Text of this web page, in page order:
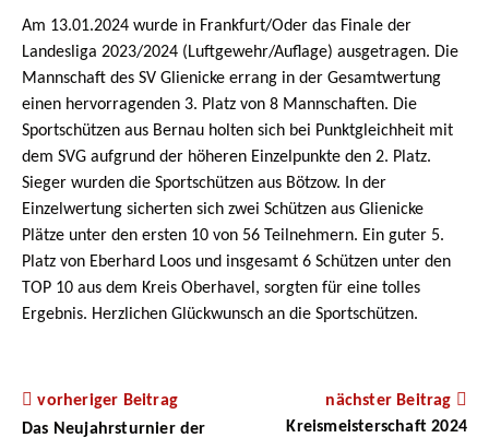
Am 13.01.2024 wurde in Frankfurt/Oder das Finale der
Landesliga 2023/2024 (Luftgewehr/Auflage) ausgetragen. Die
Mannschaft des SV Glienicke errang in der Gesamtwertung
einen hervorragenden 3. Platz von 8 Mannschaften. Die
Sportschützen aus Bernau holten sich bei Punktgleichheit mit
dem SVG aufgrund der höheren Einzelpunkte den 2. Platz.
Sieger wurden die Sportschützen aus Bötzow. In der
Einzelwertung sicherten sich zwei Schützen aus Glienicke
Plätze unter den ersten 10 von 56 Teilnehmern. Ein guter 5.
Platz von Eberhard Loos und insgesamt 6 Schützen unter den
TOP 10 aus dem Kreis Oberhavel, sorgten für eine tolles
Ergebnis. Herzlichen Glückwunsch an die Sportschützen.
vorheriger Beitrag
Das Neujahrsturnier der
nächster Beitrag
Kreismeisterschaft 2024